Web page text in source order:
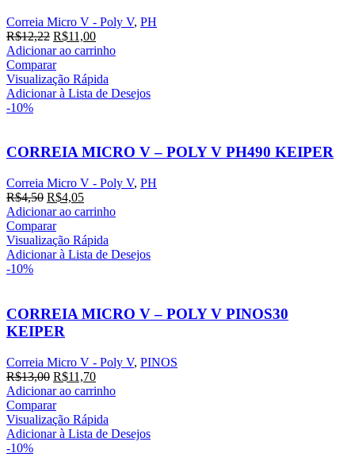
Correia Micro V - Poly V, PH
R$12,22 O
preço
original
era:
R$12,22.
R$11,00O
preço
é:
R$11,00.
Adicionar ao carrinho
Comparar
Visualização Rápida
Adicionar à Lista de Desejos
-10%
CORREIA MICRO V – POLY V PH490 KEIPER
Correia Micro V - Poly V, PH
R$4,50 O
preço
original
era:
R$4,50.
R$4,05O
preço
é:
R$4,05.
Adicionar ao carrinho
Comparar
Visualização Rápida
Adicionar à Lista de Desejos
-10%
CORREIA MICRO V – POLY V PINOS30
KEIPER
Correia Micro V - Poly V, PINOS
R$13,00 O
preço
original
era:
R$13,00.
R$11,70O
preço
é:
R$11,70.
Adicionar ao carrinho
Comparar
Visualização Rápida
Adicionar à Lista de Desejos
-10%